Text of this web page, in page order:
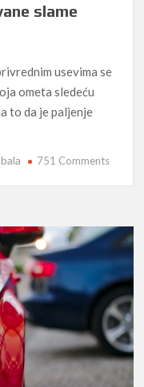
slame
usevima se
ometa sledeću
to da je paljenje
751 Commentson
slame